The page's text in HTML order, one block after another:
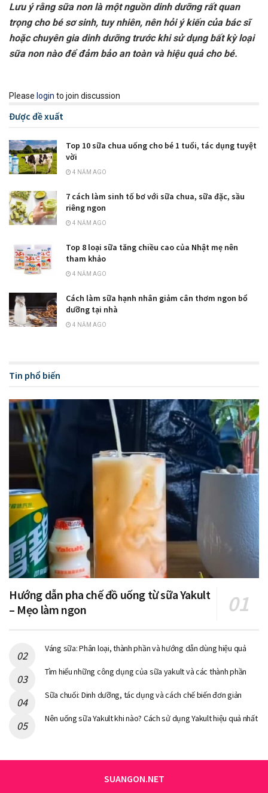
Lưu ý rằng sữa non là một nguồn dinh dưỡng rất quan
trọng cho bé sơ sinh, tuy nhiên, nên hỏi ý kiến của bác sĩ
hoặc chuyên gia dinh dưỡng trước khi sử dụng bất kỳ loại
sữa non nào để đảm bảo an toàn và hiệu quả cho bé.
Please login to join discussion
Được đề xuất
Top 10 sữa chua uống cho bé 1 tuổi, tác dụng tuyệt
vời
4 NĂM AGO
7 cách làm sinh tố bơ với sữa chua, sữa đặc, sầu
riêng ngon
4 NĂM AGO
Top 8 loại sữa tăng chiều cao của Nhật mẹ nên
tham khảo
4 NĂM AGO
Cách làm sữa hạnh nhân giảm cân thơm ngon bổ
dưỡng tại nhà
4 NĂM AGO
Tin phổ biến
Hướng dẫn pha chế đồ uống từ sữa Yakult
– Mẹo làm ngon
Váng sữa: Phân loại, thành phần và hướng dẫn dùng hiệu quả
Tìm hiểu những công dụng của sữa yakult và các thành phần
Sữa chuối: Dinh dưỡng, tác dụng và cách chế biến đơn giản
Nên uống sữa Yakult khi nào? Cách sử dụng Yakult hiệu quả nhất
SUANGON.NET